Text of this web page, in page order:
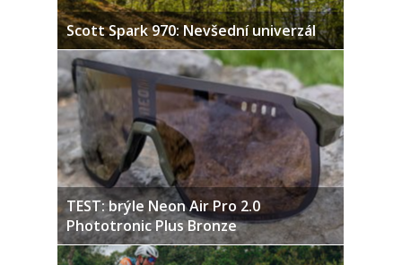
Scott Spark 970: Nevšední univerzál
TEST: brýle Neon Air Pro 2.0
Phototronic Plus Bronze